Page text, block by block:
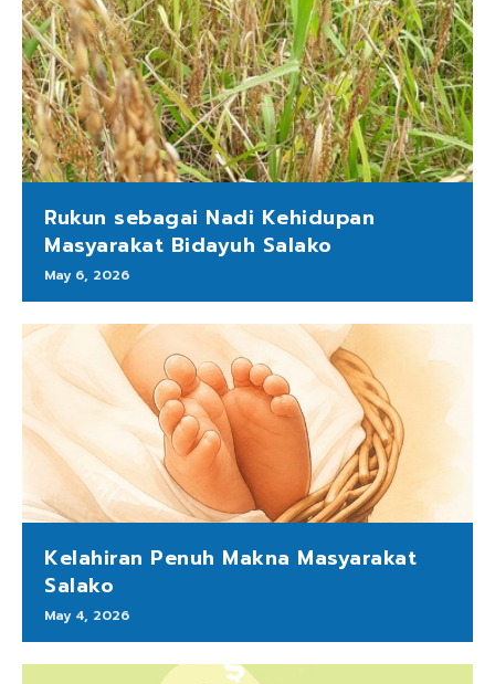
Rukun sebagai Nadi Kehidupan
Masyarakat Bidayuh Salako
May 6, 2026
Kelahiran Penuh Makna Masyarakat
Salako
May 4, 2026